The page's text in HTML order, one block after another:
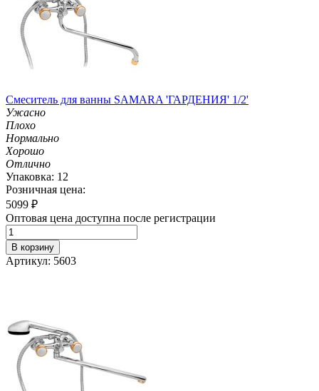
Смеситель для ванны SAMARA 'ГАРДЕНИЯ' 1/2'
Ужасно
Плохо
Нормально
Хорошо
Отлично
Упаковка: 12
Розничная цена:
5099 ₽
Оптовая цена доступна после регистрации
В корзину
Артикул: 5603